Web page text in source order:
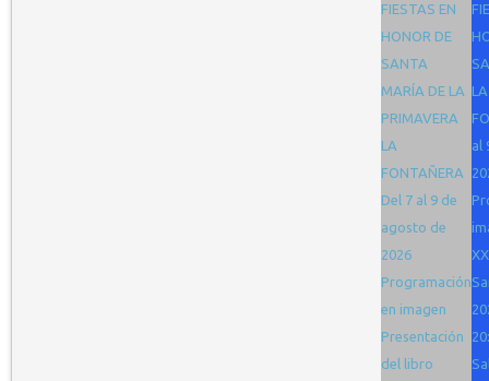
FIESTAS EN
HONOR DE
SANTA
MARÍA DE LA
PRIMAVERA
LA
FONTAÑERA
Del 7 al 9 de
agosto de
2026
Programación
en imagen
Presentación
del libro
al